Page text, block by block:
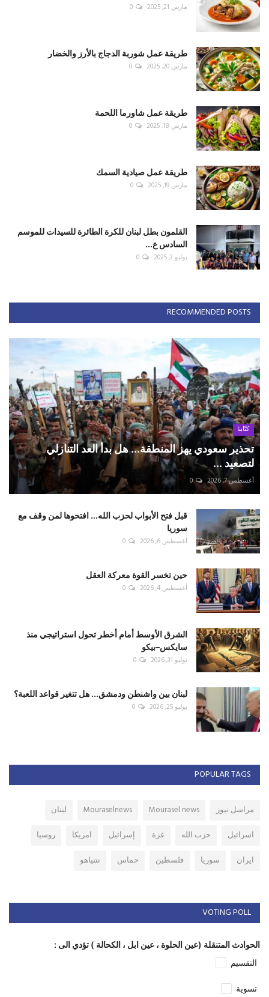
مارس 21, 2025 0
طريقة عمل شوربة الدجاج بالأرز والخضار
مارس 20, 2025 0
طريقة عمل شاورما اللحمة
مارس 18, 2025 0
طريقة عمل صيادية السمك
مارس 19, 2025 0
القلمون بطل لبنان للكرة الطائرة للسيدات للموسم
السادس ع...
يوليو 3, 2025 0
RECOMMENDED POSTS
كتّابنا
تحذير سعودي يهز المنطقة... هل بدأ العد التنازلي
لتصعيد ...
أغسطس 7, 2026 0
قبل فتح الأبواب لحزب الله... افتحوها لمن وقف مع
سوريا
أغسطس 6, 2026 0
حين تخسر القوة معركة العقل
أغسطس 4, 2026 0
الشرق الأوسط أمام أخطر تحول استراتيجي منذ
سايكس–بيكو
يوليو 31, 2026 0
لبنان بين واشنطن ودمشق... هل تتغير قواعد اللعبة؟
يوليو 25, 2026 0
POPULAR TAGS
مراسل نيوز Mourasel news
Mouraselnews
لبنان
اسرائيل
حزب الله غزة إسرائيل امريكا
روسيا
ايران
سوريا فلسطين حماس نتنياهو
VOTING POLL
الحوادث المتنقلة (عين الحلوة ، عين ابل ، الكحالة ) تؤدي الى :
التقسيم
تسوية